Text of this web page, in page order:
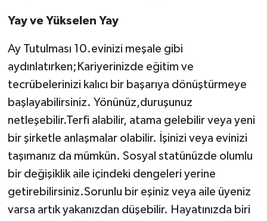
Yay ve Yükselen Yay
Ay Tutulması 10.evinizi meşale gibi
aydınlatırken;Kariyerinizde eğitim ve
tecrübelerinizi kalıcı bir başarıya dönüştürmeye
başlayabilirsiniz. Yönünüz,duruşunuz
netleşebilir.Terfi alabilir, atama gelebilir veya yeni
bir şirketle anlaşmalar olabilir. İşinizi veya evinizi
taşımanız da mümkün. Sosyal statünüzde olumlu
bir değişiklik aile içindeki dengeleri yerine
getirebilirsiniz.Sorunlu bir eşiniz veya aile üyeniz
varsa artık yakanızdan düşebilir. Hayatınızda biri